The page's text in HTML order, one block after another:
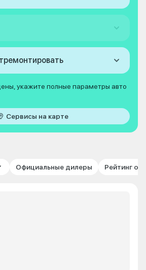
укажите полные параметры авто
Сервисы на карте
Официальные дилеры Рейтинг